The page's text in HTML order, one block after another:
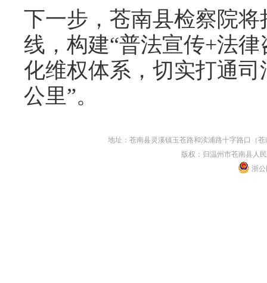
下一步，苍南县检察院
线，构建“普法宣传+法
化维权体系，切实打通
公里”。
地址：苍南县灵溪镇玉苍路和渎浦路十字路口（
版权：归温州市苍南县人
浙公